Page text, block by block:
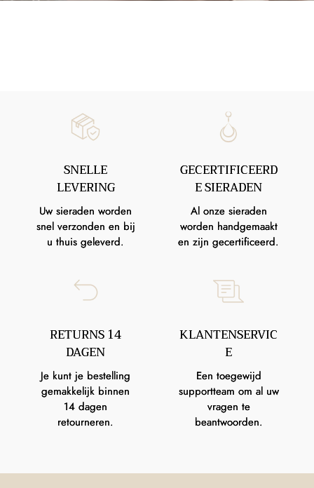
SNELLE
LEVERING
Uw sieraden worden
snel verzonden en bij
u thuis geleverd.
GECERTIFICEERD
E SIERADEN
Al onze sieraden
worden handgemaakt
en zijn gecertificeerd.
RETURNS 14
DAGEN
Je kunt je bestelling
gemakkelijk binnen
14 dagen
retourneren.
KLANTENSERVIC
E
Een toegewijd
supportteam om al uw
vragen te
beantwoorden.